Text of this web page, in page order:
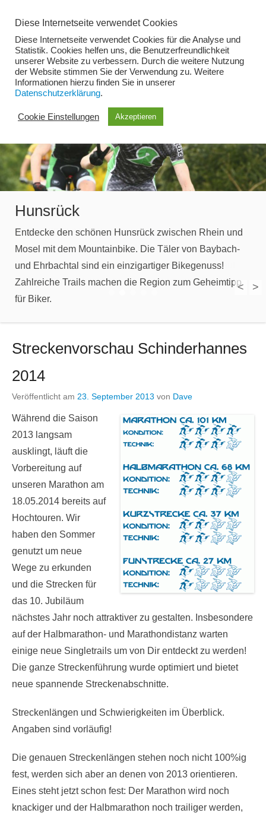
Inhalt
springen
Menü
Hunsrück
Entdecke den schönen Hunsrück zwischen Rhein und
Mosel mit dem Mountainbike. Die Täler von Baybach-
und Ehrbachtal sind ein einzigartiger Bikegenuss!
Zahlreiche Trails machen die Region zum Geheimtipp
für Biker.
2014
Veröffentlicht am 23. September 2013
Während die Saison
2013 langsam
ausklingt, läuft die
Vorbereitung auf
unseren Marathon am
18.05.2014 bereits auf
Hochtouren. Wir
haben den Sommer
genutzt um neue
Wege zu erkunden
und die Strecken für
das 10. Jubiläum
nächstes Jahr noch attraktiver zu gestalten. Insbesondere
auf der Halbmarathon- und Marathondistanz warten
einige neue Singletrails um von Dir entdeckt zu werden!
Die ganze Streckenführung wurde optimiert und bietet
Streckenlängen und Schwierigkeiten im Überblick.
Die genauen Streckenlängen stehen noch nicht 100%ig
fest, werden sich aber an denen von 2013 orientieren.
Eines steht jetzt schon fest: Der Marathon wird noch
Diese Internetseite verwendet Cookies
Diese Internetseite verwendet Cookies für die Analyse und
Statistik. Cookies helfen uns, die Benutzerfreundlichkeit
unserer Website zu verbessern. Durch die weitere Nutzung
der Website stimmen Sie der Verwendung zu. Weitere
Informationen hierzu finden Sie in unserer
Datenschutzerklärung.
Cookie Einstellungen Akzeptieren